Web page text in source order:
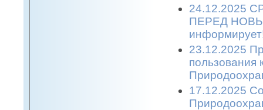
24.12.2025
ПЕРЕД
23.12.2025
пользования
17.12.2025